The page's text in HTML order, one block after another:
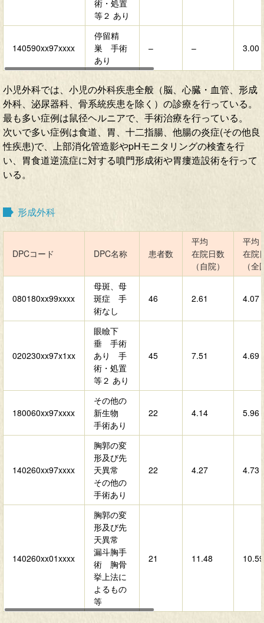
術・処置
等２ あり
140590xx97xxxx
停留精
巣 手術
あり
– – 3.00
小児外科では、小児の外科疾患全般（脳、心臓・血管、形成
外科、泌尿器科、骨系統疾患を除く）の診療を行っている。
最も多い症例は鼠径ヘルニアで、手術治療を行っている。
次いで多い症例は食道、胃、十二指腸、他腸の炎症(その他良
性疾患)で、上部消化管造影やpHモニタリングの検査を行
い、胃食道逆流症に対する噴門形成術や胃瘻造設術を行って
いる。
形成外科
DPCコード DPC名称 患者数
平均
在院日数
（自院）
平均
在院
（
080180xx99xxxx
母斑、母
斑症 手
術なし
46 2.61 4.07
020230xx97x1xx
眼瞼下
垂 手術
あり 手
術・処置
等２ あり
45 7.51 4.69
180060xx97xxxx
その他の
新生物
手術あり
22 4.14 5.96
140260xx97xxxx
胸郭の変
形及び先
天異常
その他の
手術あり
22 4.27 4.73
140260xx01xxxx
胸郭の変
形及び先
天異常
漏斗胸手
術 胸骨
挙上法に
よるもの
等
21 11.48 10.59